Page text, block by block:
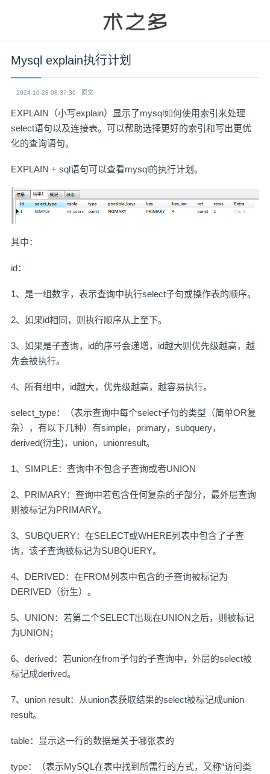
Mysql explain执行计划
2024-10-28 08:37:36 原文
EXPLAIN（小写explain）显示了mysql如何使用索引来处理
select语句以及连接表。可以帮助选择更好的索引和写出更优
化的查询语句。
EXPLAIN + sql语句可以查看mysql的执行计划。
其中：
id：
1、是一组数字，表示查询中执行select子句或操作表的顺序。
2、如果id相同，则执行顺序从上至下。
3、如果是子查询，id的序号会递增，id越大则优先级越高，越
先会被执行。
4、所有组中，id越大，优先级越高，越容易执行。
select_type：（表示查询中每个select子句的类型（简单OR复
杂），有以下几种）有simple，primary，subquery，
derived(衍生)，union，unionresult。
1、SIMPLE：查询中不包含子查询或者UNION
2、PRIMARY：查询中若包含任何复杂的子部分，最外层查询
则被标记为PRIMARY。
3、SUBQUERY：在SELECT或WHERE列表中包含了子查
询，该子查询被标记为SUBQUERY。
4、DERIVED：在FROM列表中包含的子查询被标记为
DERIVED（衍生）。
5、UNION：若第二个SELECT出现在UNION之后，则被标记
为UNION；
6、derived：若union在from子句的子查询中，外层的select被
标记成derived。
7、union result：从union表获取结果的select被标记成union
result。
table：显示这一行的数据是关于哪张表的
type：（表示MySQL在表中找到所需行的方式，又称“访问类